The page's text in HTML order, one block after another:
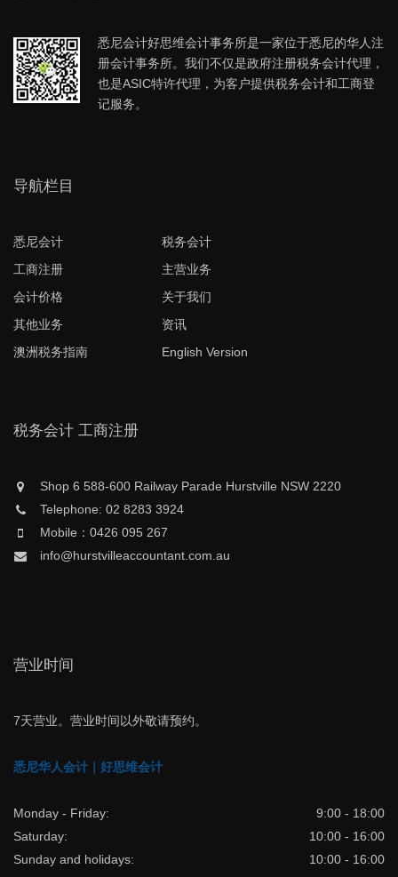
悉尼会计好思维会计事务所是一家位于悉尼的华人注
册会计事务所。我们不仅是政府注册税务会计代理，
也是ASIC特许代理，为客户提供税务会计和工商登
记服务。
导航栏目
悉尼会计
税务会计
工商注册
主营业务
会计价格
关于我们
其他业务
资讯
澳洲税务指南
English Version
税务会计 工商注册
Shop 6 588-600 Railway Parade Hurstville NSW 2220
Telephone: 02 8283 3924
Mobile：0426 095 267
info@hurstvilleaccountant.com.au
营业时间
7天营业。营业时间以外敬请预约。
悉尼华人会计｜好思维会计
Monday - Friday:
9:00 - 18:00
Saturday:
10:00 - 16:00
Sunday and holidays:
10:00 - 16:00